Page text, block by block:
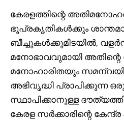
കേരളത്തിന്റെ
ഭൂപ്രകൃതികൾക്കും
ബീച്ചുകൾക്കുമിടയിൽ,
മനോഭാവവുമായി അതിന്റെ
മനോഹാരിതയും
അഭിവൃദ്ധി പ്രാപിക്കുന്ന
സ്ഥാപിക്കാനുള്ള
കേരള സർക്കാരിന്റെ